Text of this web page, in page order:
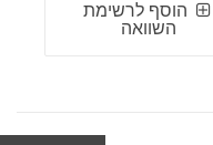
הוסף לרשימת
השוואה